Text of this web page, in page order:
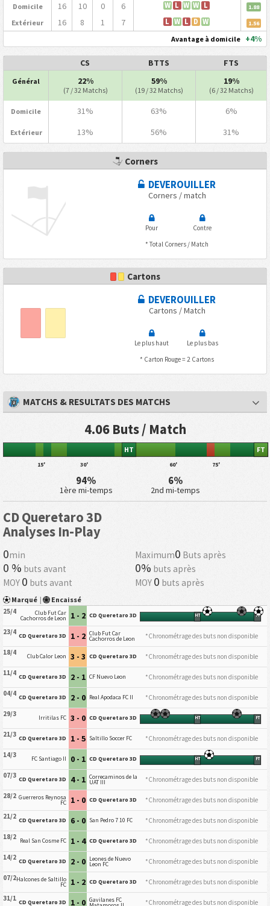
Domicile 16 10 0 6 W L W W L 1.88
Extérieur 16 8 1 7 L W L D W 1.56
Avantage à domicile +4%
CS BTTS FTS
Général 22%
(7 / 32 Matchs)
59%
(19 / 32 Matchs)
19%
(6 / 32 Matchs)
Domicile 31% 63% 6%
Extérieur 13% 56% 31%
Corners
DEVEROUILLER
Corners / match
Pour
Contre
* Total Corners / Match
Cartons
DEVEROUILLER
Cartons / Match
Le plus haut
Le plus bas
* Carton Rouge = 2 Cartons
MATCHS & RESULTATS DES MATCHS
4.06 Buts / Match
15' 30'
HT
60' 75'
FT
94%
1ère mi-temps
6%
2nd mi-temps
CD Queretaro 3D
Analyses In-Play
0min Maximum0 Buts après
0 % buts avant 0% buts après
MOY 0 buts avant MOY 0 buts après
Marqué | Encaissé
25/4 Club Fut Car
Cachorros de Leon 1 - 2 CD Queretaro 3D HT FT
23/4 CD Queretaro 3D 1 - 2 Club Fut Car
Cachorros de Leon
*Chronométrage des buts non disponible
18/4
Club Calor Leon 3 - 3 CD Queretaro 3D
*Chronométrage des buts non disponible
11/4 CD Queretaro 3D 2 - 1 CF Nuevo Leon
*Chronométrage des buts non disponible
04/4 CD Queretaro 3D 2 - 0 Real Apodaca FC II
*Chronométrage des buts non disponible
29/3
Irritilas FC 3 - 0 CD Queretaro 3D HT FT
21/3 CD Queretaro 3D 1 - 5 Saltillo Soccer FC
*Chronométrage des buts non disponible
14/3
FC Santiago II 0 - 1 CD Queretaro 3D HT FT
07/3 CD Queretaro 3D 4 - 1 Correcaminos de la
UAT III
*Chronométrage des buts non disponible
28/2 Guerreros Reynosa
FC 1 - 0 CD Queretaro 3D
*Chronométrage des buts non disponible
21/2 CD Queretaro 3D 6 - 0 San Pedro 7 10 FC
*Chronométrage des buts non disponible
18/2 Real San Cosme FC 1 - 4 CD Queretaro 3D
*Chronométrage des buts non disponible
14/2 CD Queretaro 3D 2 - 0 Leones de Nuevo
Leon FC
*Chronométrage des buts non disponible
07/2Halcones de Saltillo
FC 1 - 2 CD Queretaro 3D
*Chronométrage des buts non disponible
31/1 CD Queretaro 3D 1 - 0 Gavilanes FC *Chronométrage des buts non disponible